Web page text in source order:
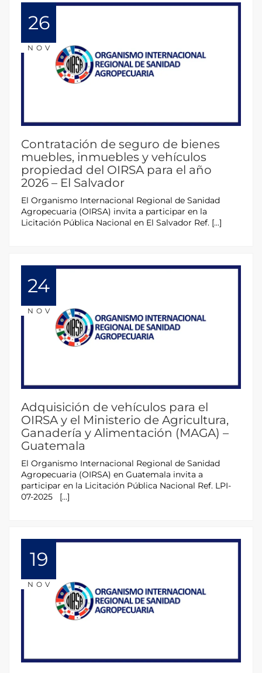
26
NOV
Contratación de seguro de bienes
muebles, inmuebles y vehículos
propiedad del OIRSA para el año
2026 – El Salvador
El Organismo Internacional Regional de Sanidad
Agropecuaria (OIRSA) invita a participar en la
Licitación Pública Nacional en El Salvador Ref. […]
24
NOV
Adquisición de vehículos para el
OIRSA y el Ministerio de Agricultura,
Ganadería y Alimentación (MAGA) –
Guatemala
El Organismo Internacional Regional de Sanidad
Agropecuaria (OIRSA) en Guatemala invita a
participar en la Licitación Pública Nacional Ref. LPI-
07-2025 […]
19
NOV